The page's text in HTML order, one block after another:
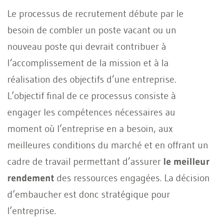
Le processus de recrutement débute par le
besoin de combler un poste vacant ou un
nouveau poste qui devrait contribuer à
l‘accomplissement de la mission et à la
réalisation des objectifs d’une entreprise.
L’objectif final de ce processus consiste à
engager les compétences nécessaires au
moment où l’entreprise en a besoin, aux
meilleures conditions du marché et en offrant un
cadre de travail permettant d’assurer le meilleur
rendement des ressources engagées. La décision
d’embaucher est donc stratégique pour
l’entreprise.